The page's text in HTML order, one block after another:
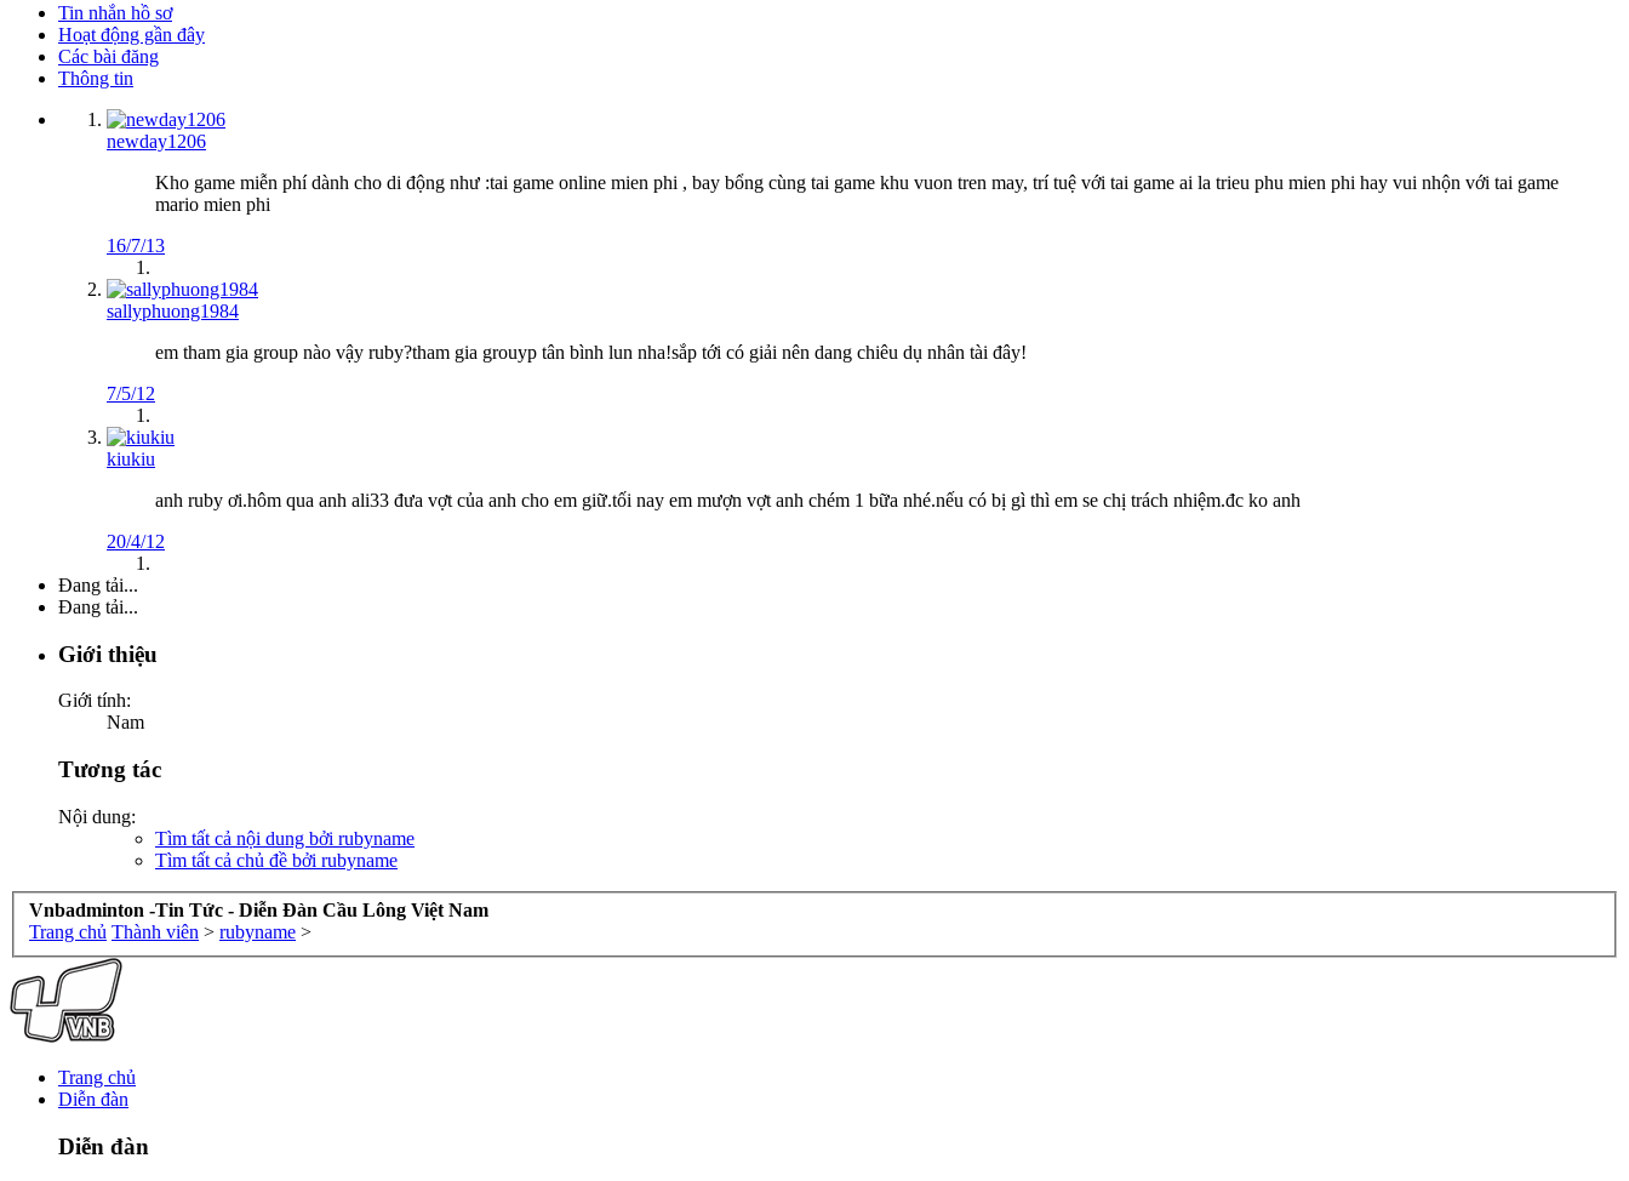
Tin nhắn hồ sơ
Hoạt động gần đây
Các bài đăng
Thông tin
newday1206
Kho game miễn phí dành cho di động như :tai game online mien phi , bay bổng cùng tai game khu vuon tren may, trí tuệ với tai game ai la trieu phu mien phi hay vui nhộn với tai game
mario mien phi
16/7/13
sallyphuong1984
em tham gia group nào vậy ruby?tham gia grouyp tân bình lun nha!sắp tới có giải nên dang chiêu dụ nhân tài đây!
7/5/12
kiukiu
anh ruby ơi.hôm qua anh ali33 đưa vợt của anh cho em giữ.tối nay em mượn vợt anh chém 1 bữa nhé.nếu có bị gì thì em se chị trách nhiệm.đc ko anh
20/4/12
Đang tải...
Đang tải...
Giới thiệu
Giới tính:
Nam
Tương tác
Nội dung:
Tìm tất cả nội dung bởi rubyname
Tìm tất cả chủ đề bởi rubyname
Vnbadminton -Tin Tức - Diễn Đàn Cầu Lông Việt Nam
Trang chủ Thành viên > rubyname >
Trang chủ
Diễn đàn
Diễn đàn